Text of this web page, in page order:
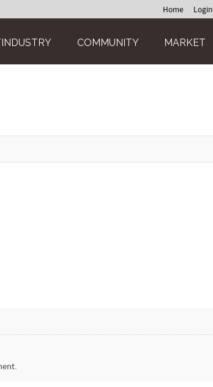
Home Login
COMMUNITY MARKET